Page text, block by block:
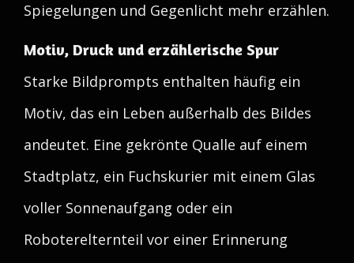
Spiegelungen und Gegenlicht mehr erzählen.
Motiv, Druck und erzählerische Spur
Starke Bildprompts enthalten häufig ein
Motiv, das ein Leben außerhalb des Bildes
andeutet. Eine gekrönte Qualle auf einem
Stadtplatz, ein Fuchskurier mit einem Glas
voller Sonnenaufgang oder ein
Roboterelternteil vor einer Erinnerung